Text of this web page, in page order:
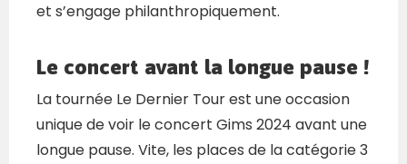
et s’engage philanthropiquement.
Le concert avant la longue pause !
La tournée Le Dernier Tour est une occasion
unique de voir le concert Gims 2024 avant une
longue pause. Vite, les places de la catégorie 3